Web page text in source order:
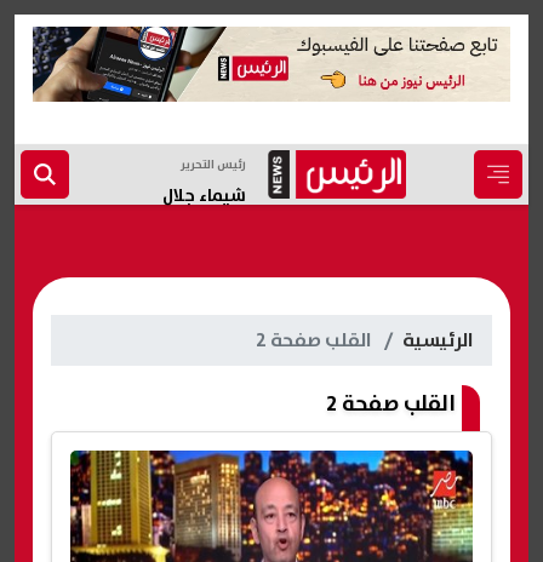
رئيس التحرير
شيماء جلال
الرئيسية القلب صفحة 2
القلب صفحة 2